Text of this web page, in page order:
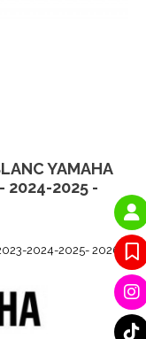
2024-2025- 2026-
YAMAHA
2024-2025 -